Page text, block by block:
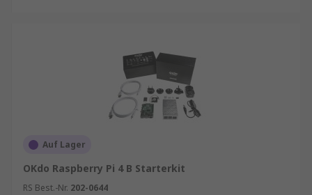
Auf Lager
OKdo Raspberry Pi 4 B Starterkit
RS Best.-Nr. 202-0644